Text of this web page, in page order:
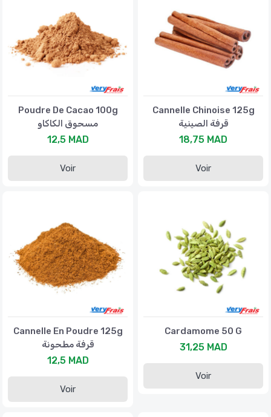
Poudre De Cacao 100g
مسحوق الكاكاو
12,5 MAD
Voir
Cannelle Chinoise 125g
قرفة الصينية
18,75 MAD
Voir
Cannelle En Poudre 125g
قرفة مطحونة
12,5 MAD
Voir
Cardamome 50 G
31,25 MAD
Voir